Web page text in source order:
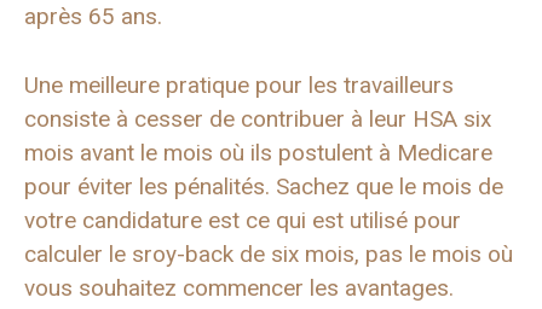
après 65 ans.
Une meilleure pratique pour les travailleurs
consiste à cesser de contribuer à leur HSA six
mois avant le mois où ils postulent à Medicare
pour éviter les pénalités. Sachez que le mois de
votre candidature est ce qui est utilisé pour
calculer le sroy-back de six mois, pas le mois où
vous souhaitez commencer les avantages.